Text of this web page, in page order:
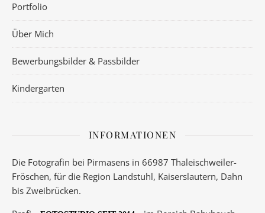
Portfolio
Über Mich
Bewerbungsbilder & Passbilder
Kindergarten
INFORMATIONEN
Die Fotografin bei Pirmasens in 66987 Thaleischweiler-
Fröschen, für die Region Landstuhl, Kaiserslautern, Dahn
bis Zweibrücken.